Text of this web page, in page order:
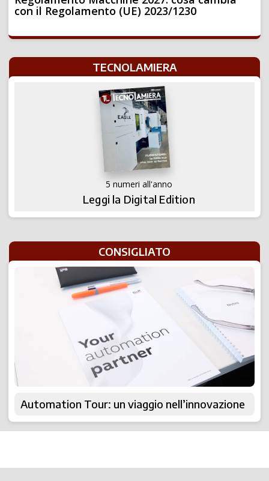
con il Regolamento (UE) 2023/1230
TECNOLAMIERA
5 numeri all'anno
Leggi la Digital Edition
CONSIGLIATO
Automation Tour: un viaggio nell’innovazione